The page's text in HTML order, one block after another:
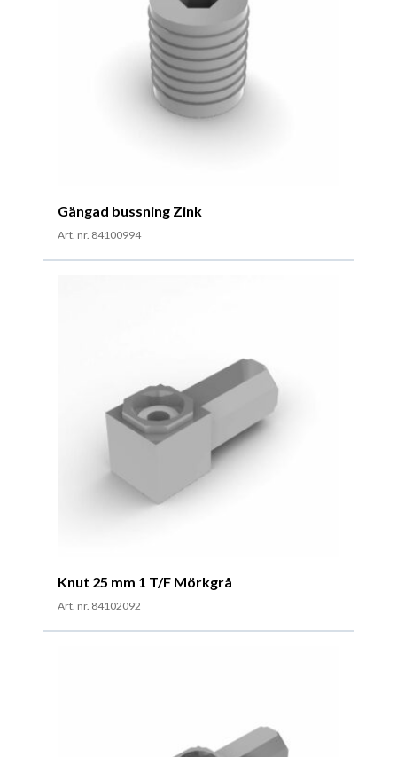
Gängad bussning Zink
Art. nr. 84100994
Knut 25 mm 1 T/F Mörkgrå
Art. nr. 84102092